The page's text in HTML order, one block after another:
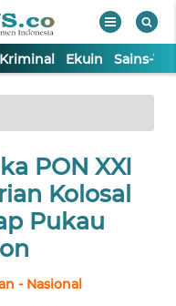
Kriminal Ekuin Sains-
PON XXI
Kolosal
Pukau
- Nasional